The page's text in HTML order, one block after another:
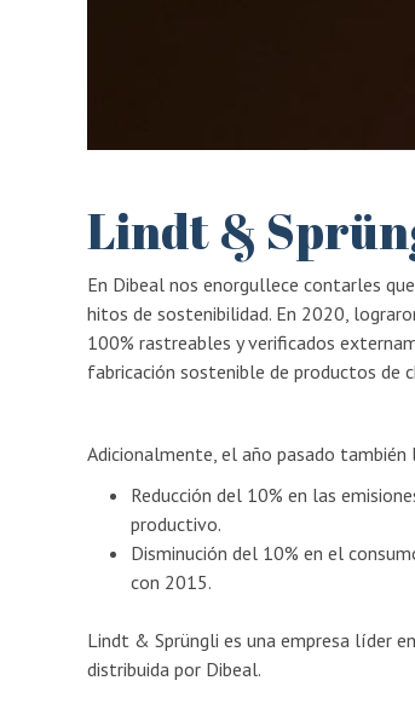
Lindt &
En Dibeal nos enorgullece contarles
hitos de sostenibilidad. En 2020,
100% rastreables y verificados
fabricación sostenible de productos de
Adicionalmente, el año pasado
Reducción del 10% en las
productivo.
Disminución del 10% en el
con 2015.
Lindt & Sprüngli es una empresa líder
distribuida por Dibeal.